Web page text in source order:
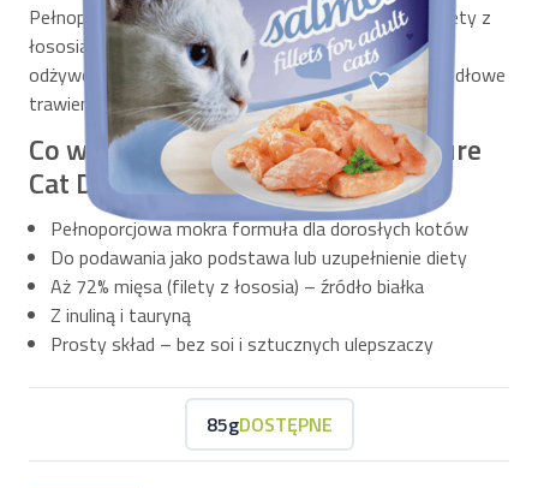
Pełnoporcjowa karma mokra dla kotów. Delikatne filety z
łososia w galaretce. Z niezbędnymi składnikami
odżywczymi, minerałami i witaminami. Wspiera prawidłowe
trawienie, odporność i pracę serca.
Co wyróżnia Brit Premium by Nature
Cat Delicate Fillets in Jelly?
Pełnoporcjowa mokra formuła dla dorosłych kotów
Do podawania jako podstawa lub uzupełnienie diety
Aż 72% mięsa (filety z łososia) – źródło białka
Z inuliną i tauryną
Prosty skład – bez soi i sztucznych ulepszaczy
85gDOSTĘPNE